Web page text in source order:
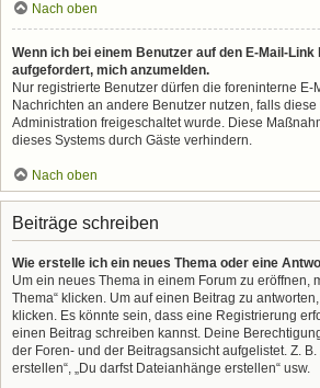
Nach oben
Wenn ich bei einem Benutzer auf den E-Mail-
aufgefordert, mich anzumelden.
Nur registrierte Benutzer dürfen die foreninterne E-
Nachrichten an andere Benutzer nutzen, falls
Administration freigeschaltet wurde. Diese
dieses Systems durch Gäste verhindern.
Nach oben
Beiträge schreiben
Wie erstelle ich ein neues Thema oder eine
Um ein neues Thema in einem Forum zu eröffnen,
Thema“ klicken. Um auf einen Beitrag zu
klicken. Es könnte sein, dass eine Registrierung
einen Beitrag schreiben kannst. Deine
der Foren- und der Beitragsansicht aufgelistet. Z. B.
erstellen“, „Du darfst Dateianhänge erstellen“ usw.